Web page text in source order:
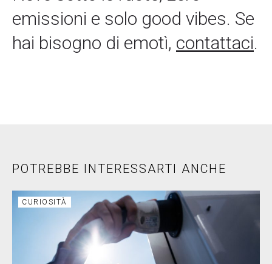
emissioni e solo good vibes. Se
hai bisogno di emotì, contattaci.
POTREBBE INTERESSARTI ANCHE
CURIOSITÀ